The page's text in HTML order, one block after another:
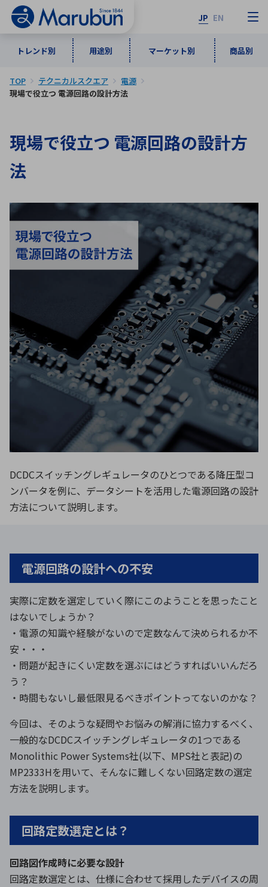
JP EN
トレンド別 用途別 マーケット別 商品別
トレンド別
インダストリアルDXソリューション
ワイヤレス給電
ロボティクス（AI）
データセンタ・クラウド
ミリ波レーダー
ブログ｜ここから始まる最新技術
用途別
通信・ネットワーク
計測・検出
品質管理・検査
接着・接合
製品製造・加工
レーダ・衛星通信
照射
環境構築・開発システム
半導体・電子部品小ロット
マーケット別
自動車 産業
情報通信 宇宙・防衛
医療
商品別
半導体・電子部品 ソフトウェア
計測・測定・表示機器 検査・分析機器
組立・ロボティクス
レーザー・光学部品 組込コンピュータ
特定用途向け・その他 サービス
メーカ一覧
わ行
アルファベット順
C
G
H
I
J K
L
M
N O
P
Q
R S
T
V W
X
Z
TOP テクニカルスクエア
電源
現場で役立つ 電源回路の設計方法
現場で役立つ 電源回路の設計方
法
DCDCスイッチングレギュレータのひとつである降圧型コ
ンバータを例に、データシートを活用した電源回路の設計
方法について説明します。
電源回路の設計への不安
実際に定数を選定していく際にこのようことを思ったこと
はないでしょうか？
・電源の知識や経験がないので定数なんて決められるか不
安・・・
・問題が起きにくい定数を選ぶにはどうすればいいんだろ
う？
・時間もないし最低限見るべきポイントってないのかな？
今回は、そのような疑問やお悩みの解消に協力するべく、
一般的なDCDCスイッチングレギュレータの1つである
Monolithic Power Systems社(以下、MPS社と表記)の
MP2333Hを用いて、そんなに難しくない回路定数の選定
方法を説明します。
回路定数選定とは？
回路図作成時に必要な設計
回路定数選定とは、仕様に合わせて採用したデバイスの周